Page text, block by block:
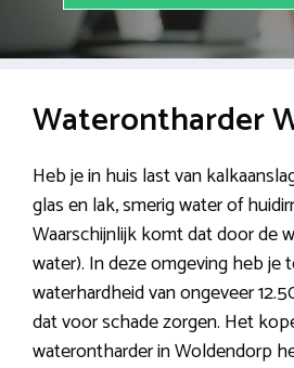
Waterontharder
Heb je in huis last van
glas en lak, smerig water of
Waarschijnlijk komt dat door de
water). In deze omgeving heb je
waterhardheid van ongeveer
dat voor schade zorgen. Het
waterontharder in Woldendorp